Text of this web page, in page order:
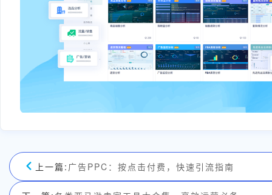
上一篇: 广告PPC：按点击付费，快速引流指南